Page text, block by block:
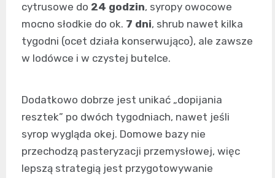
cytrusowe do 24 godzin, syropy owocowe
mocno słodkie do ok. 7 dni, shrub nawet kilka
tygodni (ocet działa konserwująco), ale zawsze
w lodówce i w czystej butelce.
Dodatkowo dobrze jest unikać „dopijania
resztek” po dwóch tygodniach, nawet jeśli
syrop wygląda okej. Domowe bazy nie
przechodzą pasteryzacji przemysłowej, więc
lepszą strategią jest przygotowywanie